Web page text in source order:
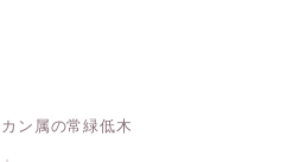
ン属の常緑低木